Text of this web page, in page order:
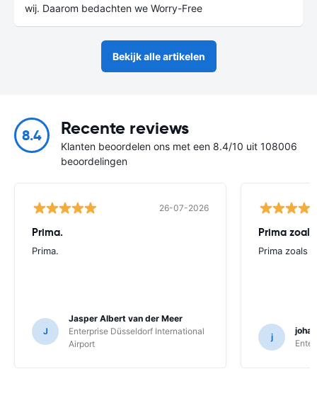
wij. Daarom bedachten we Worry-Free
Bekijk alle artikelen
8.4 Recente reviews
Klanten beoordelen ons met een 8.4/10 uit 108006
beoordelingen
26-07-2026
Prima.
Prima.
J
Jasper Albert van der Meer
Enterprise Düsseldorf International
Airport
Prima
Prima zoals
j